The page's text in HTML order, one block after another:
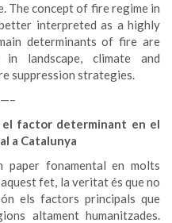
The concept of fire regime in
interpreted as a highly
determinants of fire are
landscape, climate and
suppression strategies.
el factor determinant en el
a Catalunya
paper fonamental en molts
fet, la veritat és que no
els factors principals que
altament humanitzades.